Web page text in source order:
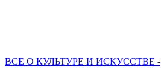
ВСЕ О КУЛЬТУРЕ И ИСКУССТВЕ -